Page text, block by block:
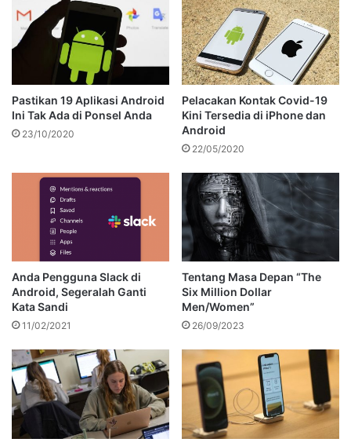
Pastikan 19 Aplikasi Android
Ini Tak Ada di Ponsel Anda
23/10/2020
Pelacakan Kontak Covid-19
Kini Tersedia di iPhone dan
Android
22/05/2020
Anda Pengguna Slack di
Android, Segeralah Ganti
Kata Sandi
11/02/2021
Tentang Masa Depan “The
Six Million Dollar
Men/Women”
26/09/2023